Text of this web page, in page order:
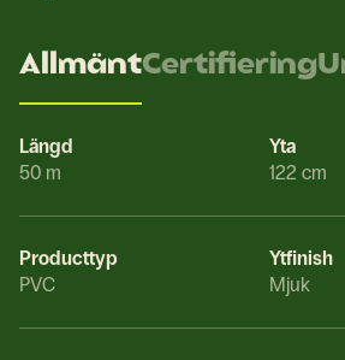
AllmäntCertifiering
Längd
50 m
Yta
122 cm
Producttyp
PVC
Ytfinish
Mjuk